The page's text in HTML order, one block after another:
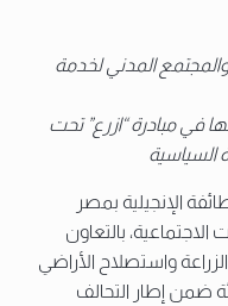
المدني لخدمة
في مبادرة “ازرع” تحت
السياسية
الإنجيلية بمصر
الاجتماعية، بالتعاون
واستصلاح الأراضي
ضمن إطار التحالف